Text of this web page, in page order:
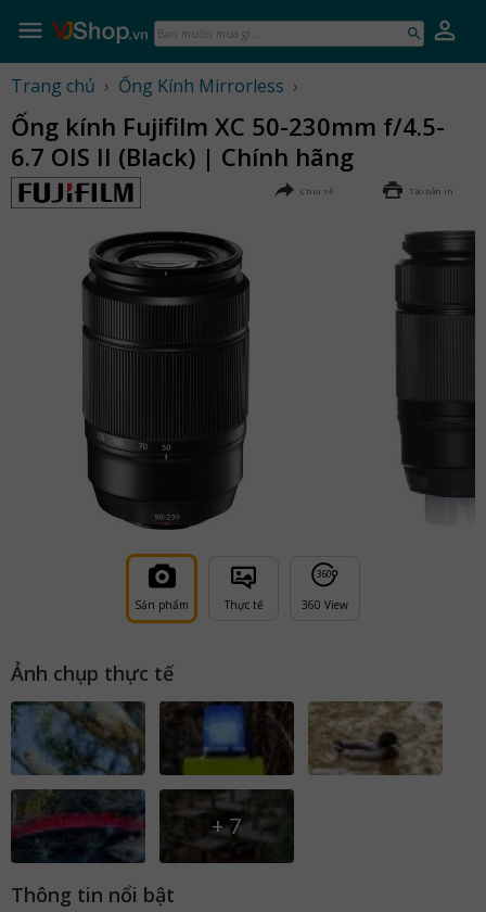
Bạn
muốn
gì...
Trang chủ › Ống Kính Mirrorless ›
Ống kính Fujifilm XC 50-230mm f/4.5-
6.7 OIS II (Black) | Chính hãng
Chia sẻ Tạo bản in
Sản phẩm Thực tế
0
36
360 View
Ảnh chụp thực tế
+7
Thông tin nổi bật